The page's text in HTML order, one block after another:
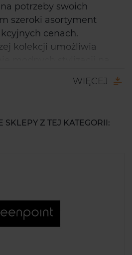
potrzeby swoich
szeroki asortyment
cenach.
kolekcji umożliwia
źródło inspiracji dla
marki znajdują
akcesoria dla zwierząt.
WIĘCEJ
Z TEJ KATEGORII: